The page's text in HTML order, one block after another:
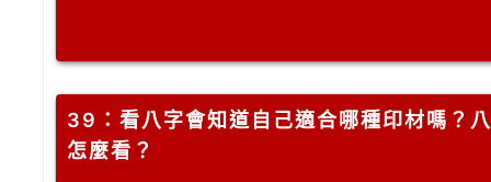
39 ：看八字會知道自己適合哪種印材嗎？
怎麼看？